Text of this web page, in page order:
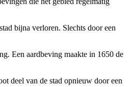
bijna verloren. Slechts door een
Een aardbeving maakte in 1650 de
deel van de stad opnieuw door een